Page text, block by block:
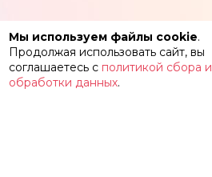
Мы используем файлы cookie.
Продолжая использовать сайт, вы
соглашаетесь с политикой сбора и
обработки данных.